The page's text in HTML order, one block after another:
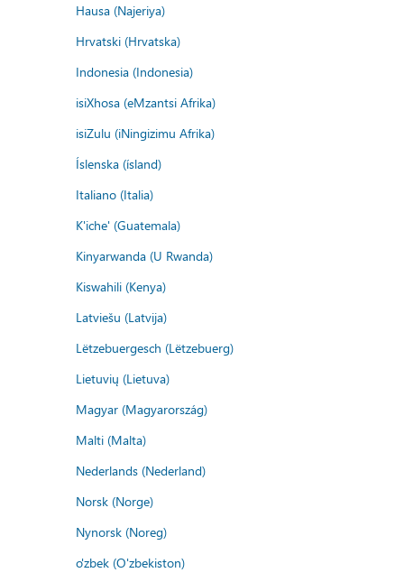
Hausa (Najeriya)
Hrvatski (Hrvatska)
Indonesia (Indonesia)
isiXhosa (eMzantsi Afrika)
isiZulu (iNingizimu Afrika)
Íslenska (ísland)
Italiano (Italia)
K'iche' (Guatemala)
Kinyarwanda (U Rwanda)
Kiswahili (Kenya)
Latviešu (Latvija)
Lëtzebuergesch (Lëtzebuerg)
Lietuvių (Lietuva)
Magyar (Magyarország)
Malti (Malta)
Nederlands (Nederland)
Norsk (Norge)
Nynorsk (Noreg)
o'zbek (O'zbekiston)